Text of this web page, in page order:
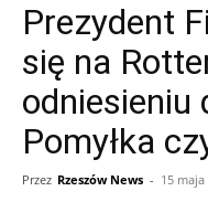
Prezydent
się na
odniesieniu
Pomyłka
Przez Rzeszów News - 15 maja